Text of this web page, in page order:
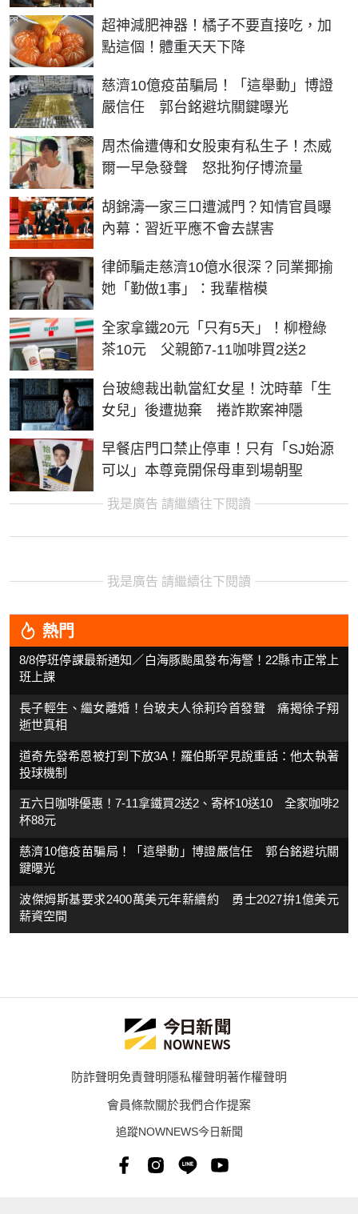
超神減肥神器！橘子不要直接吃，加
點這個！體重天天下降
PR
慈濟10億疫苗騙局！「這舉動」博證
嚴信任 郭台銘避坑關鍵曝光
周杰倫遭傳和女股東有私生子！杰威
爾一早急發聲 怒批狗仔博流量
胡錦濤一家三口遭滅門？知情官員曝
內幕：習近平應不會去謀害
律師騙走慈濟10億水很深？同業揶揄
她「勤做1事」：我輩楷模
全家拿鐵20元「只有5天」！柳橙綠
茶10元 父親節7-11咖啡買2送2
台玻總裁出軌當紅女星！沈時華「生
女兒」後遭拋棄 捲詐欺案神隱
早餐店門口禁止停車！只有「SJ始源
可以」本尊竟開保母車到場朝聖
我是廣告 請繼續往下閱讀
我是廣告 請繼續往下閱讀
熱門
8/8停班停課最新通知／白海豚颱風發布海警！22縣市正常上
班上課
長子輕生、繼女離婚！台玻夫人徐莉玲首發聲 痛揭徐子翔
逝世真相
道奇先發希恩被打到下放3A！羅伯斯罕見說重話：他太執著
投球機制
五六日咖啡優惠！7-11拿鐵買2送2、寄杯10送10 全家咖啡2
杯88元
慈濟10億疫苗騙局！「這舉動」博證嚴信任 郭台銘避坑關
鍵曝光
波傑姆斯基要求2400萬美元年薪續約 勇士2027拚1億美元
薪資空間
防詐聲明免責聲明隱私權聲明著作權聲明
會員條款關於我們合作提案
追蹤NOWNEWS今日新聞